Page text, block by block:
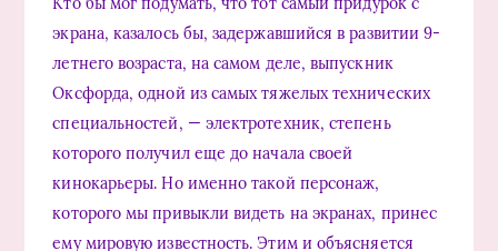
экрана, казалось бы, задержавшийся в развитии 9-
летнего возраста, на самом деле, выпускник
Оксфорда, одной из самых тяжелых технических
специальностей, — электротехник, степень
которого получил еще до начала своей
кинокарьеры. Но именно такой персонаж,
которого мы привыкли видеть на экранах, принес
ему мировую известность. Этим и объясняется